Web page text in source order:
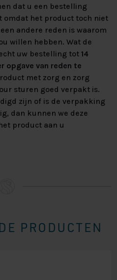
dat u een bestelling
omdat het product toch niet
andere reden is waarom
willen hebben. Wat de
uw bestelling tot 14
opgave van reden te
met zorg en zorg
sturen goed verpakt is.
zijn of is de verpakking
dan kunnen we deze
product aan u
PRODUCTEN